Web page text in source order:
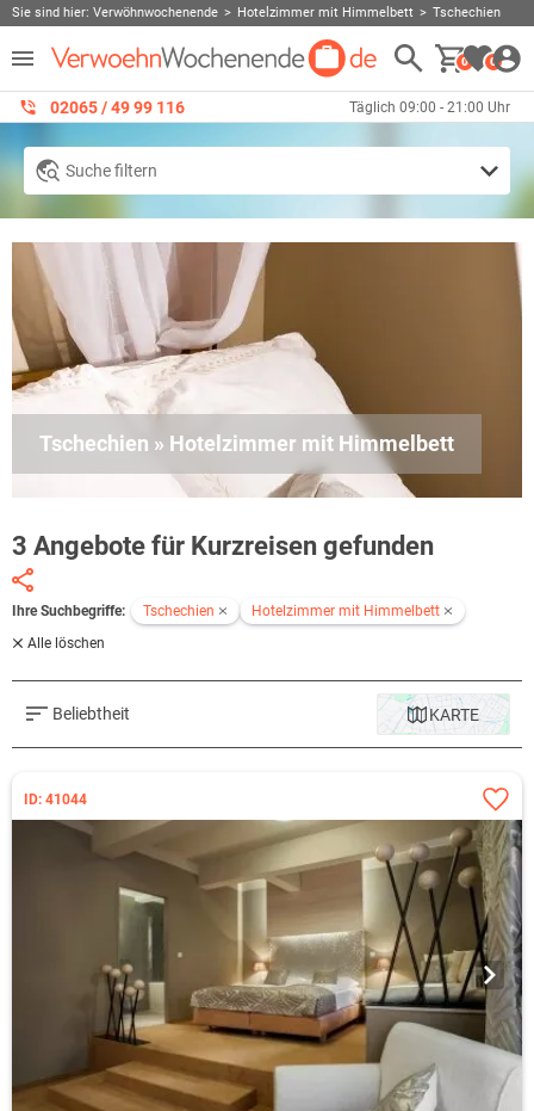
Sie sind hier: Verwöhnwochenende Hotelzimmer mit Himmelbett Tschechien
0 0
02065 / 49 ‌99 116 Täglich 09:00 - 21:00 Uhr
Suche filtern
Tschechien » Hotelzimmer mit Himmelbett
3 Angebote für Kurzreisen gefunden
Ihre Suchbegriffe: Tschechien
Hotelzimmer mit Himmelbett
Alle löschen
Beliebtheit KARTE
ID: 41044